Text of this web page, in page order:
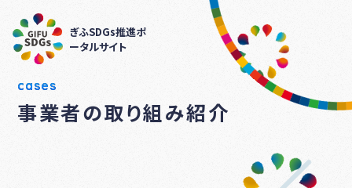
ぎふSDGs推進ポ
ータルサイト
cases
事業者の取り組み紹介